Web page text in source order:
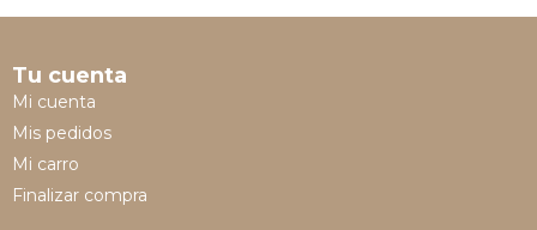
Tu cuenta
Mi cuenta
Mis pedidos
Mi carro
Finalizar compra